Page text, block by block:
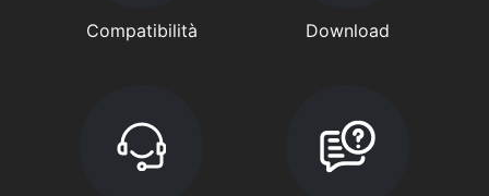
Compatibilità Download